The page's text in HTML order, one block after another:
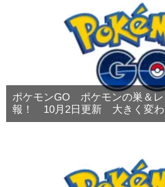
ポケモンGO ポケモンの巣＆
報！ 10月2日更新 大きく変わ